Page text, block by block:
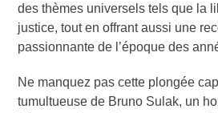
des thèmes universels tels que la
justice, tout en offrant aussi une
passionnante de l’époque des
Ne manquez pas cette plongée
tumultueuse de Bruno Sulak, un